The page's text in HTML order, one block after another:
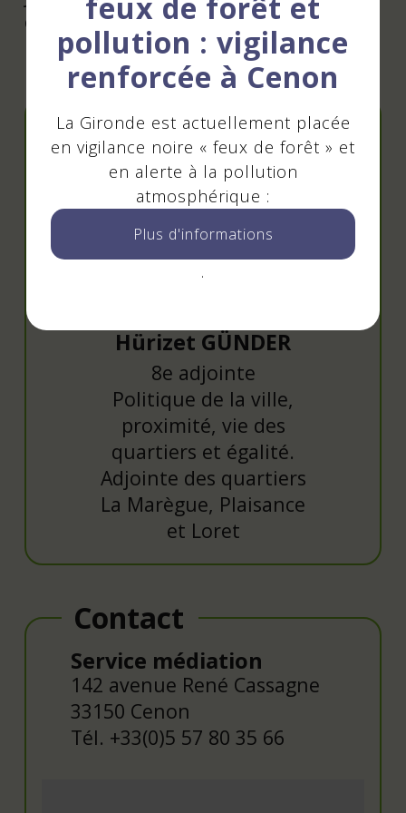
etc.
Élu référent
Hürizet GÜNDER
8e adjointe
Politique de la ville,
proximité, vie des
quartiers et égalité.
Adjointe des quartiers
La Marègue, Plaisance
et Loret
Contact
Service médiation
142 avenue René Cassagne
33150 Cenon
Tél. +33(0)5 57 80 35 66
feux de forêt et
pollution : vigilance
renforcée à Cenon
La Gironde est actuellement placée
en vigilance noire « feux de forêt » et
en alerte à la pollution
atmosphérique :
Plus d'informations
.